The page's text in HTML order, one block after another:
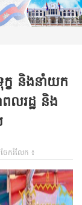
ខ និងនាំយក
លរដ្ឋ និង
ចែករំលែក ៖